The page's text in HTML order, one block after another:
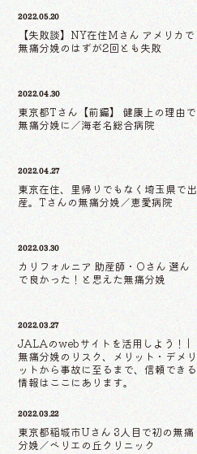
2022.05.20
【失敗談】NY在住Mさん アメリカで
無痛分娩のはずが2回とも失敗
2022.04.30
東京都Tさん【前編】 健康上の理由で
無痛分娩に／海老名総合病院
2022.04.27
東京在住、里帰りでもなく埼玉県で出
産。Tさんの無痛分娩／恵愛病院
2022.03.30
カリフォルニア 助産師・Oさん 選ん
で良かった！と思えた無痛分娩
2022.03.27
JALAのwebサイトを活用しよう！ |
無痛分娩のリスク、メリット・デメリ
ットから事故に至るまで、信頼できる
情報はここにあります。
2022.03.22
東京都稲城市Uさん 3人目で初の無痛
分娩／ベリエの丘クリニック